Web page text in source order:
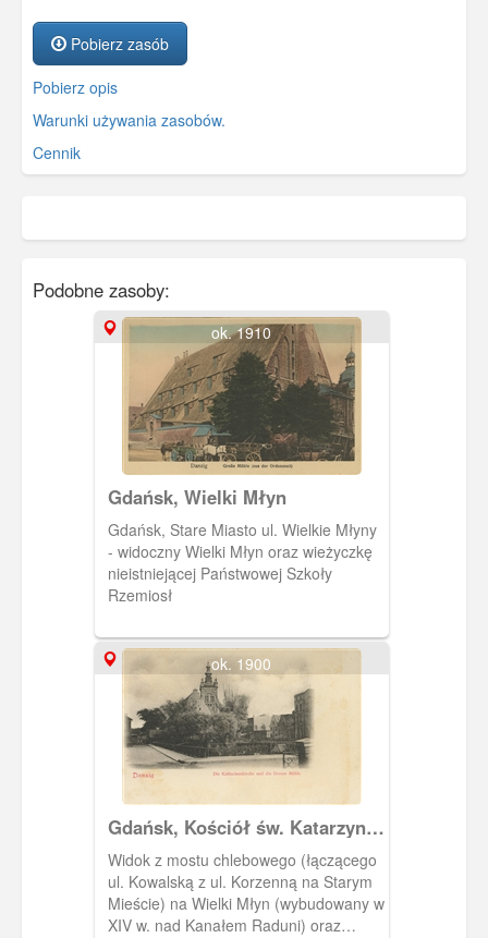
Pobierz zasób
Pobierz opis
Warunki używania zasobów.
Cennik
Podobne zasoby:
ok. 1910
Gdańsk, Wielki Młyn
Gdańsk, Stare Miasto ul. Wielkie Młyny
- widoczny Wielki Młyn oraz wieżyczkę
nieistniejącej Państwowej Szkoły
Rzemiosł
ok. 1900
Gdańsk, Kościół św. Katarzyny i
Wielki Młyn, Danzig Die
Katharinenkirche und die
Grosse Mühle
Widok z mostu chlebowego (łączącego
ul. Kowalską z ul. Korzenną na Starym
Mieście) na Wielki Młyn (wybudowany w
XIV w. nad Kanałem Raduni) oraz